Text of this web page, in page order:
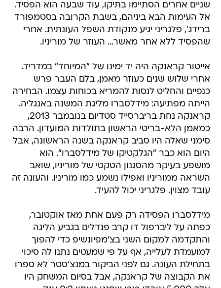
שניים אחרים הסתיימו בתיקו, עוד שבעה הוא הפסיד.
אל העימות הבא ביניהם, בשבת הקרובה בסטמפורד
ברידג', פלגריני יגיע מנקודת השפל העונתית. אחרי
שהפסיד ללא אחר מאשר... העוזר של מוריניו.
אייטור קראנקה היה יד ימינו של "המיוחד" במדריד.
אחרי שלוש שנים כעוזר מאמן, בלם העבר פרש
כנפיים והחליט לנסות להמריא בכוחות עצמו. הבחירה
הייתה מפתיעה: מידלסברו מליגת המשנה באנגליה.
קראנקה נחת בריברסייד סטדיום בנובמבר 2013,
כמאמן הלא-בריטי הראשון בתולדות המועדון. הרבה
סימני שאלה היו סביב קראנקה בשנה הראשונה, אבל
היום הוא כבר "הגלקטיקו של מידלסברו". הוא
מושפע בעיקר מהסגנון הטקטי של מוריניו, שואב
השראה ממוריניו ואפילו נשמע כמו מוריניו. והעונה זה
עובד מצוין. פלגריני יכול להעיד.
מידלסברו הפסידה רק פעם אחת מאז אוקטובר,
כפתה על ליברפול דו קרב פנדלים בגביע הליגה
והתקדמה למקום השני בצ'מפיונשיפ כדי להפוך
למועמדת לעלייה, אף על פי שמעטים נתנו לה סיכוי
בתחילת העונה. גם לפני הביקור במנצ'סטר לא ספרו
את הקבוצה של קראנקה, אבל בסיום המשחק היו